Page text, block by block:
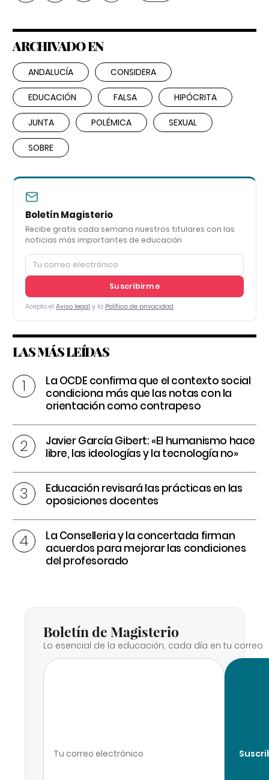
ARCHIVADO EN
ANDALUCÍA CONSIDERA
EDUCACIÓN FALSA HIPÓCRITA
JUNTA POLÉMICA SEXUAL
SOBRE
Boletín Magisterio
Recibe gratis cada semana nuestros titulares con las
noticias más importantes de educación
Suscribirme
Acepto el Aviso legal y la Política de privacidad
LAS MÁS LEÍDAS
La OCDE confirma que el contexto social
condiciona más que las notas con la
orientación como contrapeso
Javier García Gibert: «El humanismo hace
libre, las ideologías y la tecnología no»
Educación revisará las prácticas en las
oposiciones docentes
La Conselleria y la concertada firman
acuerdos para mejorar las condiciones
del profesorado
Boletín de Magisterio
Lo esencial de la educación, cada día en tu correo.